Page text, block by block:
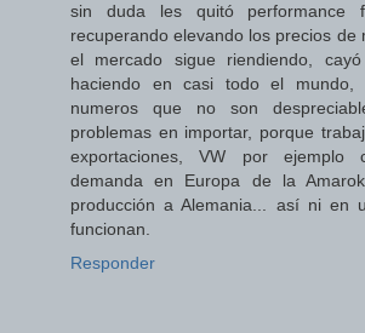
sin duda les quitó performance
recuperando elevando los precios de
el mercado sigue riendiendo,
haciendo en casi todo el mundo,
numeros que no son
problemas en importar, porque
exportaciones, VW por ejemplo
demanda en Europa de la
producción a Alemania... así ni en
funcionan.
Responder